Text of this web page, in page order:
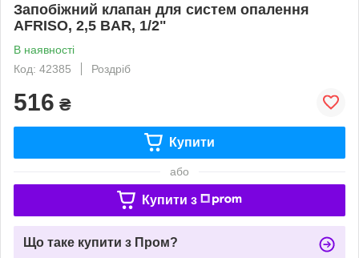
Запобіжний клапан для систем опалення
AFRISO, 2,5 BAR, 1/2"
В наявності
Код: 42385
Роздріб
516 ₴
Купити
або
Купити з
Що таке купити з Пром?